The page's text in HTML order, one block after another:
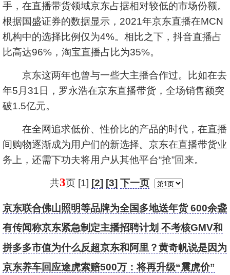
手，在直播带货领域京东占据相对较低的市场份额。
根据国盛证券的数据显示，2021年京东直播在MCN
机构中的选择比例仅为4%。相比之下，抖音直播占
比高达96%，淘宝直播占比为35%。
京东这两年也曾与一些大主播合作过。比如在去
年5月31日，罗永浩在京东直播带货，全场销售额突
破1.5亿元。
在全网追求低价、性价比的产品的时代，在直播
间购物逐渐成为用户们的新选择。京东在直播带货业
务上，还需下功夫将用户从其他平台“抢”回来。
共3页 [1] [2] [3] 下一页
京东联合佛山照明等品牌为全国多地送年货 600余盏
灯具点亮山区新春
有传闻称京东紧急制定主播招聘计划 不考核GMV和
毛利等
拼多多市值为什么反超京东和阿里？黄奇帆说是因为
它“忽然醒悟”从消费互联网转向产业互联网
京东养车回应途虎索赔500万：将再升级“震虎价”